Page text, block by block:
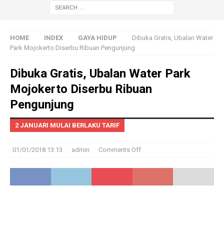
HOME INDEX GAYA HIDUP
Dibuka Gratis, Ubalan Water
Park Mojokerto Diserbu Ribuan Pengunjung
Dibuka Gratis, Ubalan Water Park
Mojokerto Diserbu Ribuan
Pengunjung
2 JANUARI MULAI BERLAKU TARIF
01/01/2018 13:13 admin Comments Off